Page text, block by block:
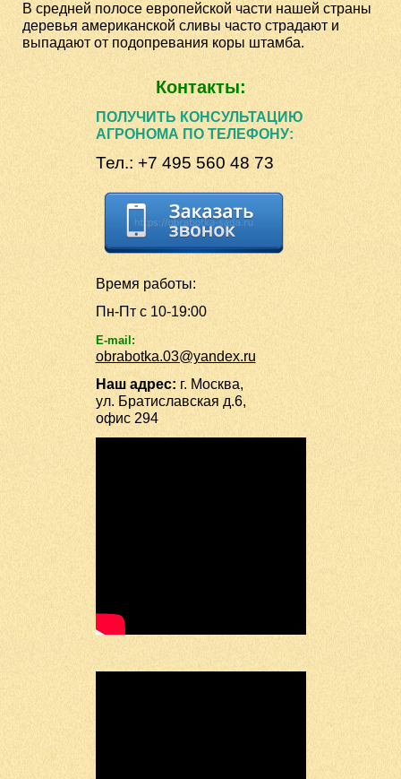
Контакты:
ПОЛУЧИТЬ КОНСУЛЬТАЦИЮ
АГРОНОМА ПО ТЕЛЕФОНУ:
Тел.: +7 495 560 48 73
Время работы:
Пн-Пт с 10-19:00
E-mail:
obrabotka.03@yandex.ru
Наш адрес: г. Москва,
ул. Братиславская д.6,
офис 294
В средней полосе европейской части нашей страны
деревья американской сливы часто страдают и
выпадают от подопревания коры штамба.